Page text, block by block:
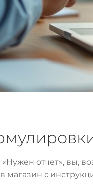
отчет», вы,
магазин с